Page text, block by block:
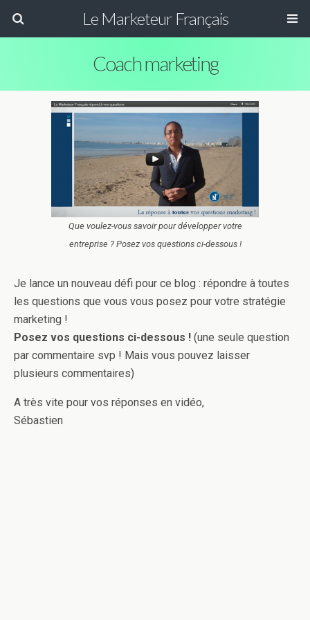
Le Marketeur Français
Coach marketing
Que voulez-vous savoir pour développer votre
entreprise ? Posez vos questions ci-dessous !
Je lance un nouveau défi pour ce blog : répondre à toutes
les questions que vous vous posez pour votre stratégie
marketing !
Posez vos questions ci-dessous ! (une seule question
par commentaire svp ! Mais vous pouvez laisser
plusieurs commentaires)
A très vite pour vos réponses en vidéo,
Sébastien